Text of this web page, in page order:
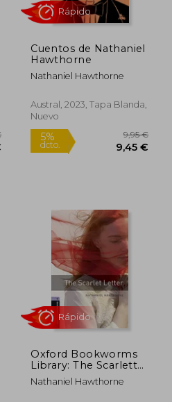
Cuentos de Nathaniel
Hawthorne
Nathaniel Hawthorne
Austral, 2023, Tapa Blanda,
Nuevo
5%
dcto.
Rápido
Oxford Bookworms
Library: The Scarlett
Letter (+Mp3) (en
Inglés)
Nathaniel Hawthorne